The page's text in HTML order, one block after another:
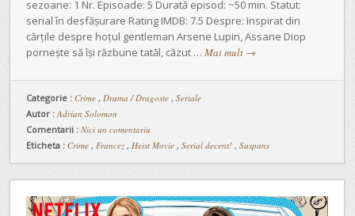
sezoane: 1 Nr. Episoade: 5 Durată episod: ~50 min. Statut:
serial în desfășurare Rating IMDB: 7.5 Despre: Inspirat din
cărțile despre hoțul gentleman Arsene Lupin, Assane Diop
pornește să își răzbune tatăl, căzut … Mai mult →
Categorie : Crime , Drama / Dragoste , Seriale
Autor : Adrian Solomon
Comentarii : Nici un comentariu
Eticheta : Crime , Francez , Heist Movie , Serial decent! , Suspans